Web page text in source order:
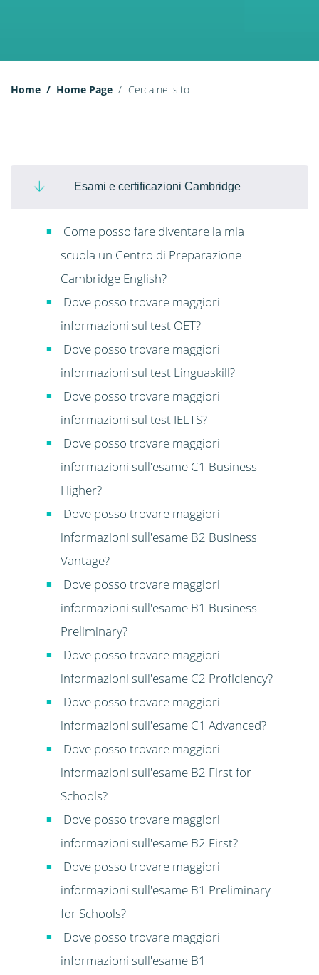
Home Home Page Cerca nel sito
Esami e certificazioni Cambridge
Come posso fare diventare la mia
scuola un Centro di Preparazione
Cambridge English?
Dove posso trovare maggiori
informazioni sul test OET?
Dove posso trovare maggiori
informazioni sul test Linguaskill?
Dove posso trovare maggiori
informazioni sul test IELTS?
Dove posso trovare maggiori
informazioni sull'esame C1 Business
Higher?
Dove posso trovare maggiori
informazioni sull'esame B2 Business
Vantage?
Dove posso trovare maggiori
informazioni sull'esame B1 Business
Preliminary?
Dove posso trovare maggiori
informazioni sull'esame C2 Proficiency?
Dove posso trovare maggiori
informazioni sull'esame C1 Advanced?
Dove posso trovare maggiori
informazioni sull'esame B2 First for
Schools?
Dove posso trovare maggiori
informazioni sull'esame B2 First?
Dove posso trovare maggiori
informazioni sull'esame B1 Preliminary
for Schools?
Dove posso trovare maggiori
informazioni sull'esame B1